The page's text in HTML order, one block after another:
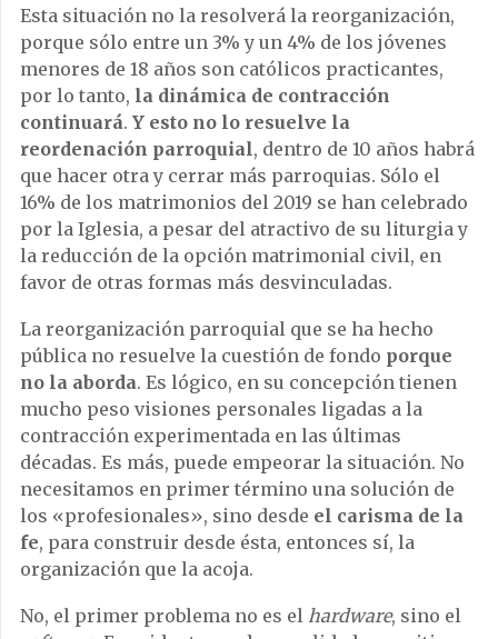
Esta situación no la resolverá la reorganización,
porque sólo entre un 3% y un 4% de los jóvenes
menores de 18 años son católicos practicantes,
por lo tanto, la dinámica de contracción
continuará. Y esto no lo resuelve la
reordenación parroquial, dentro de 10 años habrá
que hacer otra y cerrar más parroquias. Sólo el
16% de los matrimonios del 2019 se han celebrado
por la Iglesia, a pesar del atractivo de su liturgia y
la reducción de la opción matrimonial civil, en
favor de otras formas más desvinculadas.
La reorganización parroquial que se ha hecho
pública no resuelve la cuestión de fondo porque
no la aborda. Es lógico, en su concepción tienen
mucho peso visiones personales ligadas a la
contracción experimentada en las últimas
décadas. Es más, puede empeorar la situación. No
necesitamos en primer término una solución de
los «profesionales», sino desde el carisma de la
fe, para construir desde ésta, entonces sí, la
organización que la acoja.
No, el primer problema no es el hardware, sino el